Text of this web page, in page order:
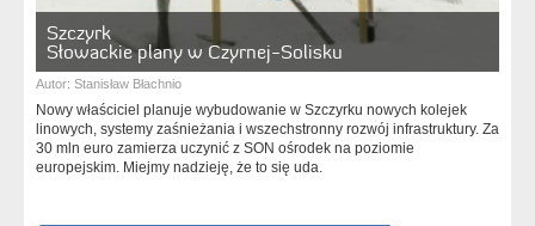
Szczyrk
Słowackie plany w Czyrnej-Solisku
Autor: Stanisław Błachnio
Nowy właściciel planuje wybudowanie w Szczyrku nowych kolejek
linowych, systemy zaśnieżania i wszechstronny rozwój infrastruktury. Za
30 mln euro zamierza uczynić z SON ośrodek na poziomie
europejskim. Miejmy nadzieję, że to się uda.